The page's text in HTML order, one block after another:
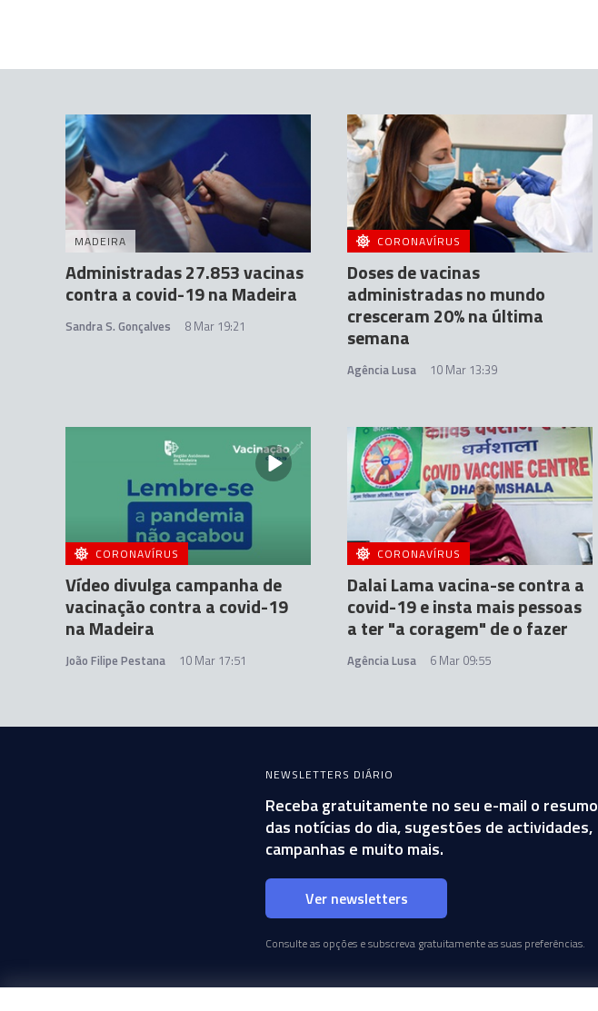
MADEIRA
Administradas 27.853 vacinas
contra a covid-19 na Madeira
Sandra S. Gonçalves 8 Mar 19:21
CORONAVÍRUS
Doses de vacinas
administradas no mundo
cresceram 20% na última
semana
Agência Lusa 10 Mar 13:39
CORONAVÍRUS
Vídeo divulga campanha de
vacinação contra a covid-19
na Madeira
João Filipe Pestana 10 Mar 17:51
CORONAVÍRUS
Dalai Lama vacina-se contra a
covid-19 e insta mais pessoas
a ter "a coragem" de o fazer
Agência Lusa 6 Mar 09:55
NEWSLETTERS DIÁRIO
Receba gratuitamente no seu e-mail o resumo
das notícias do dia, sugestões de actividades,
campanhas e muito mais.
Ver newsletters
Consulte as opções e subscreva gratuitamente as suas preferências.